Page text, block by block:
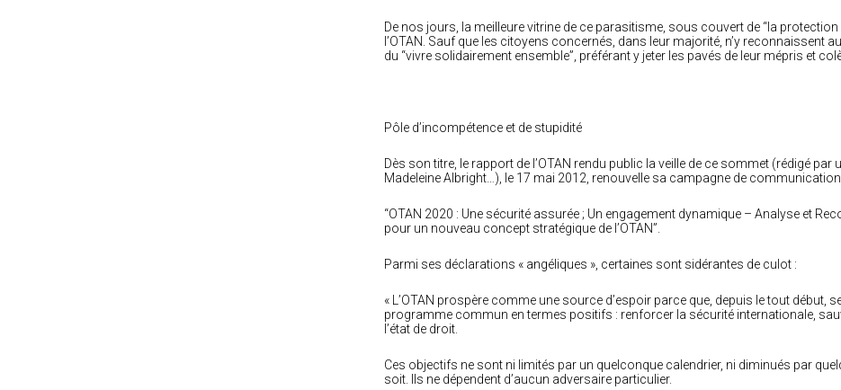
De nos jours, la meilleure vitrine de ce parasitisme, sous couvert de “la protection
l’OTAN. Sauf que les citoyens concernés, dans leur majorité, n’y reconnaissent
du “vivre solidairement ensemble”, préférant y jeter les pavés de leur mépris et
Pôle d’incompétence et de stupidité
Dès son titre, le rapport de l’OTAN rendu public la veille de ce sommet (rédigé par
Madeleine Albright…), le 17 mai 2012, renouvelle sa campagne de
“OTAN 2020 : Une sécurité assurée ; Un engagement dynamique – Analyse et
pour un nouveau concept stratégique de l’OTAN”.
Parmi ses déclarations « angéliques », certaines sont sidérantes de culot :
« L’OTAN prospère comme une source d’espoir parce que, depuis le tout début,
programme commun en termes positifs : renforcer la sécurité internationale,
l’état de droit.
Ces objectifs ne sont ni limités par un quelconque calendrier, ni diminués par
soit. Ils ne dépendent d’aucun adversaire particulier.